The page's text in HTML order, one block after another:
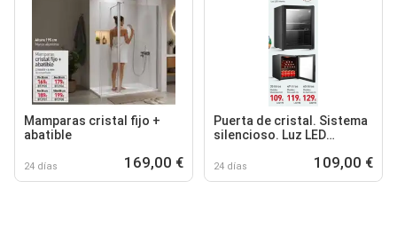
Mamparas cristal fijo +
abatible
24 días 169,00 €
Puerta de cristal. Sistema
silencioso. Luz LED
24 días 109,00 €